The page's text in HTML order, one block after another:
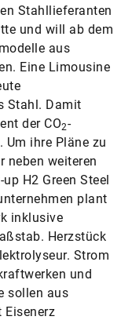
Stahllieferanten
und will ab dem
aus
Eine Limousine
Stahl. Damit
der CO2-
Um ihre Pläne zu
neben weiteren
H2 Green Steel
plant
inklusive
Herzstück
Strom
und
sollen aus
Eisenerz